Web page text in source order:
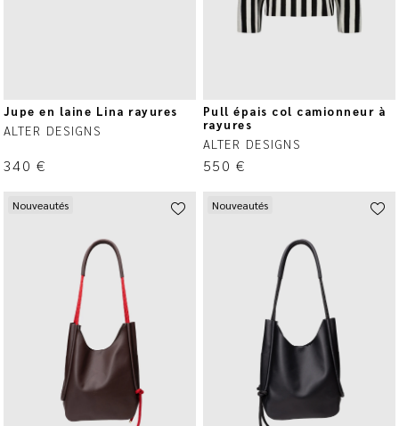
Jupe en laine Lina rayures
ALTER DESIGNS
340 €
Pull épais col camionneur à
rayures
ALTER DESIGNS
550 €
Nouveautés Nouveautés